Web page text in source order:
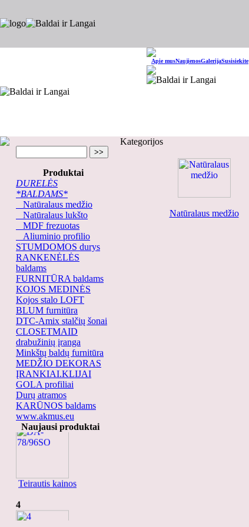
Apie musNaujienosGalerijaSusisiekite
Produktai
DURELĖS
*BALDAMS*
Natūralaus medžio
Natūralaus lukšto
MDF frezuotas
Aliuminio profilio
STUMDOMOS durys
RANKENĖLĖS
baldams
FURNITŪRA baldams
KOJOS MEDINĖS
Kojos stalo LOFT
BLUM furnitūra
DTC-Amix stalčių šonai
CLOSETMAID
drabužinių įranga
Minkštų baldų furnitūra
MEDŽIO DEKORAS
ĮRANKIAI.KLIJAI
GOLA profiliai
Durų atramos
KARŪNOS baldams
www.akmus.eu
Naujausi produktai
DA-78/96SO
Teirautis kainos
4
Kategorijos
Natūralaus medžio